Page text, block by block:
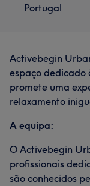
Portugal
Activebegin
espaço dedicado
promete uma
relaxamento
A equipa:
O Activebegin
profissionais
são conhecidos